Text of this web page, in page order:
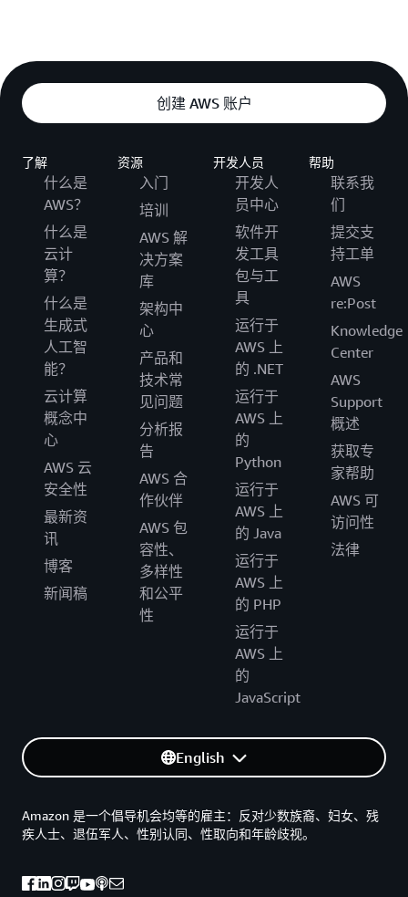
创建 AWS 账户
了解
什么是
AWS？
什么是
云计
算？
什么是
生成式
人工智
能？
云计算
概念中
心
AWS 云
安全性
最新资
讯
博客
新闻稿
资源
入门
培训
AWS 解
决方案
库
架构中
心
产品和
技术常
见问题
分析报
告
AWS 合
作伙伴
AWS 包
容性、
多样性
和公平
性
开发人员
开发人
员中心
软件开
发工具
包与工
具
运行于
AWS 上
的 .NET
运行于
AWS 上
的
Python
运行于
AWS 上
的 Java
运行于
AWS 上
的 PHP
运行于
AWS 上
的
JavaScript
帮助
联系我
们
提交支
持工单
AWS
re:Post
Knowledge
Center
AWS
Support
概述
获取专
家帮助
AWS 可
访问性
法律
English
Amazon 是一个倡导机会均等的雇主：反对少数族裔、妇女、残
疾人士、退伍军人、性别认同、性取向和年龄歧视。